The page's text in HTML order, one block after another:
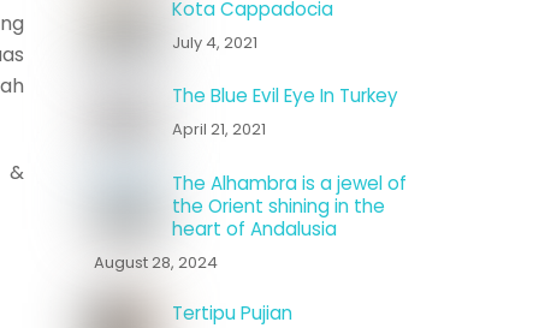
&
Kota Cappadocia
July 4, 2021
The Blue Evil Eye In Turkey
April 21, 2021
The Alhambra is a jewel of
the Orient shining in the
heart of Andalusia
August 28, 2024
Tertipu Pujian